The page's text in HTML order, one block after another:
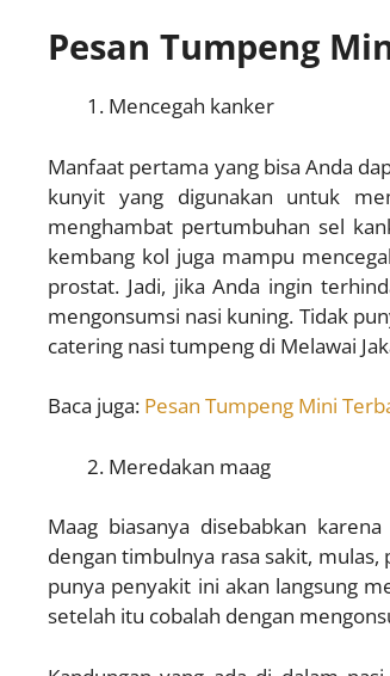
Pesan Tumpeng
Mencegah kanker
Manfaat pertama yang bisa Anda
kunyit yang digunakan untuk
menghambat pertumbuhan sel
kembang kol juga mampu
prostat. Jadi, jika Anda ingin
mengonsumsi nasi kuning. Tidak
catering nasi tumpeng di Melawai
Baca juga: Pesan Tumpeng Mini
Meredakan maag
Maag biasanya disebabkan
dengan timbulnya rasa sakit,
punya penyakit ini akan langsung
setelah itu cobalah dengan